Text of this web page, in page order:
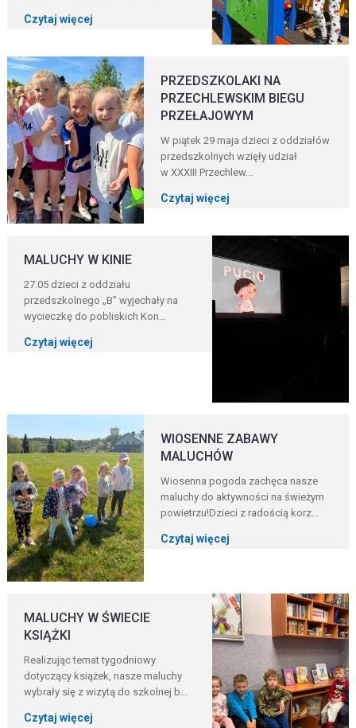
Czytaj więcej
PRZEDSZKOLAKI NA
PRZECHLEWSKIM BIEGU
PRZEŁAJOWYM
W piątek 29 maja dzieci z oddziałów
przedszkolnych wzięły udział
w XXXIII Przechlew...
Czytaj więcej
MALUCHY W KINIE
27.05 dzieci z oddziału
przedszkolnego „B” wyjechały na
wycieczkę do pobliskich Kon...
Czytaj więcej
WIOSENNE ZABAWY
MALUCHÓW
Wiosenna pogoda zachęca nasze
maluchy do aktywności na świeżym
powietrzu!Dzieci z radością korz...
Czytaj więcej
MALUCHY W ŚWIECIE
KSIĄŻKI
Realizując temat tygodniowy
dotyczący książek, nasze maluchy
wybrały się z wizytą do szkolnej b...
Czytaj więcej